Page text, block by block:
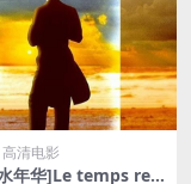
高清电影
年华]Le temps retr